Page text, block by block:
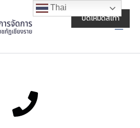
Main
Thai
ปิดโหมดสีเทา